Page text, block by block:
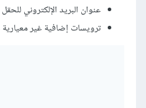
عنوان البريد الإلكتروني للحقل
ترويسات إضافية غير